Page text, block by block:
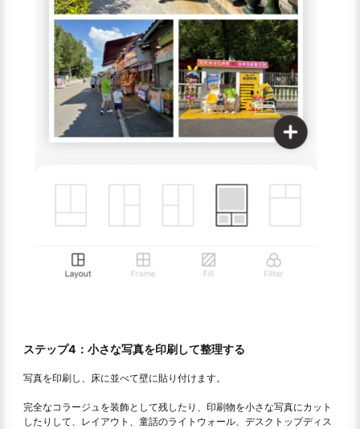
ステップ4：小さな写真を印刷して整理する
写真を印刷し、床に並べて壁に貼り付けます。
完全なコラージュを装飾として残したり、印刷物を小さな写真にカット
したりして、レイアウト、童話のライトウォール、デスクトップディス